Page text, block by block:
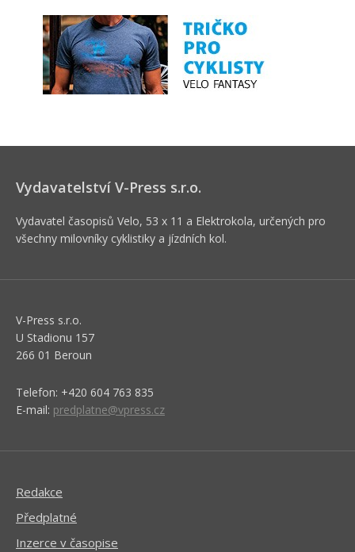
Vydavatelství V-Press s.r.o.
Vydavatel časopisů Velo, 53 x 11 a Elektrokola, určených pro
všechny milovníky cyklistiky a jízdních kol.
V-Press s.r.o.
U Stadionu 157
266 01 Beroun
Telefon: +420 604 763 835
E-mail: predplatne@vpress.cz
Redakce
Předplatné
Inzerce v časopise